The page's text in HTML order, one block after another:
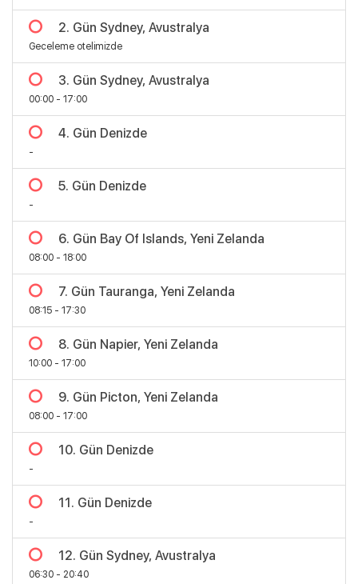
2. Gün Sydney, Avustralya
Geceleme otelimizde
3. Gün Sydney, Avustralya
00:00 - 17:00
4. Gün Denizde
-
5. Gün Denizde
-
6. Gün Bay Of Islands, Yeni Zelanda
08:00 - 18:00
7. Gün Tauranga, Yeni Zelanda
08:15 - 17:30
8. Gün Napier, Yeni Zelanda
10:00 - 17:00
9. Gün Picton, Yeni Zelanda
08:00 - 17:00
10. Gün Denizde
-
11. Gün Denizde
-
12. Gün Sydney, Avustralya
06:30 - 20:40